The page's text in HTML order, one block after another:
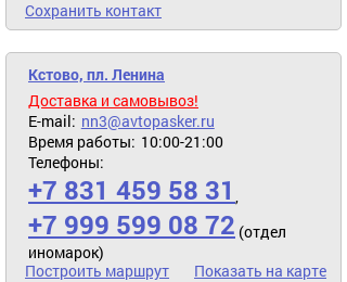
Сохранить контакт
Кстово, пл. Ленина
Доставка и самовывоз!
E-mail: nn3@avtopasker.ru
Время работы: 10:00-21:00
Телефоны:
+7 831 459 58 31 ,
+7 999 599 08 72 (отдел
иномарок)
Построить маршрут
Показать на карте